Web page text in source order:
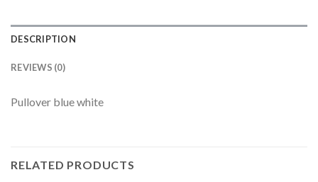
DESCRIPTION
REVIEWS (0)
Pullover blue white
RELATED PRODUCTS